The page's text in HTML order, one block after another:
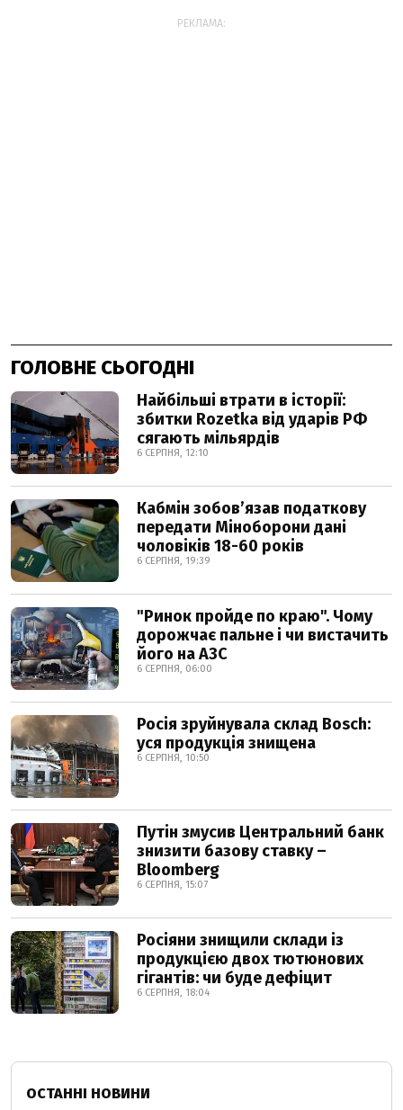
РЕКЛАМА:
ГОЛОВНЕ СЬОГОДНІ
Найбільші втрати в історії:
збитки Rozetka від ударів РФ
сягають мільярдів
6 СЕРПНЯ, 12:10
Кабмін зобовʼязав податкову
передати Міноборони дані
чоловіків 18-60 років
6 СЕРПНЯ, 19:39
"Ринок пройде по краю". Чому
дорожчає пальне і чи вистачить
його на АЗС
6 СЕРПНЯ, 06:00
Росія зруйнувала склад Bosch:
уся продукція знищена
6 СЕРПНЯ, 10:50
Путін змусив Центральний банк
знизити базову ставку –
Bloomberg
6 СЕРПНЯ, 15:07
Росіяни знищили склади із
продукцією двох тютюнових
гігантів: чи буде дефіцит
6 СЕРПНЯ, 18:04
ОСТАННІ НОВИНИ